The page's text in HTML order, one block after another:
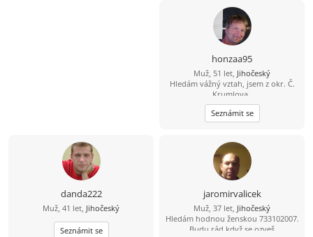
honzaa95
Muž, 51 let, Jihočeský
Hledám vážný vztah, jsem z okr. Č.
Krumlova,.
Seznámit se
danda222
Muž, 41 let, Jihočeský
Seznámit se
jaromirvalicek
Muž, 37 let, Jihočeský
Hledám hodnou ženskou 733102007.
Budu rád když se ozveš